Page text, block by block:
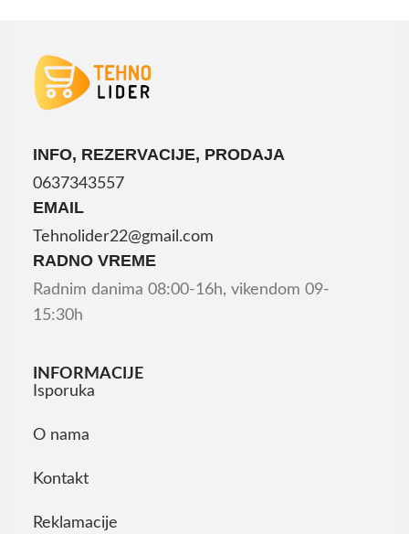
INFO, REZERVACIJE, PRODAJA
0637343557
EMAIL
Tehnolider22@gmail.com
RADNO VREME
Radnim danima 08:00-16h, vikendom 09-
15:30h
INFORMACIJE
Isporuka
O nama
Kontakt
Reklamacije